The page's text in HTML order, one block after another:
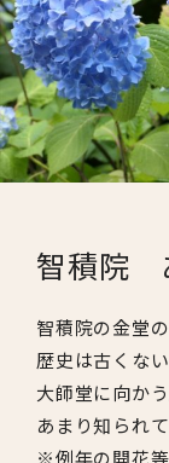
智積院
智積院の金堂
歴史は古くな
大師堂に向か
あまり知られ